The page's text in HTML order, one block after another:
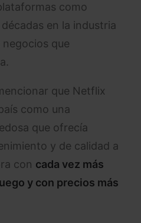
como
en la industria
que
que Netflix
como una
que ofrecía
y de calidad a
con cada vez más
y con precios más